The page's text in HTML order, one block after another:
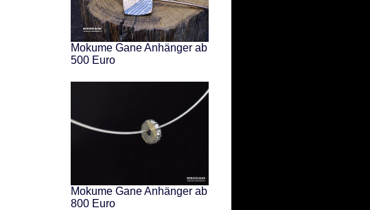
Mokume Gane Anhänger ab
500 Euro
Mokume Gane Anhänger ab
800 Euro